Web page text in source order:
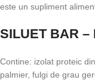
este un supliment
SILUET BAR –
Contine: izolat proteic
palmier, fulgi de grau